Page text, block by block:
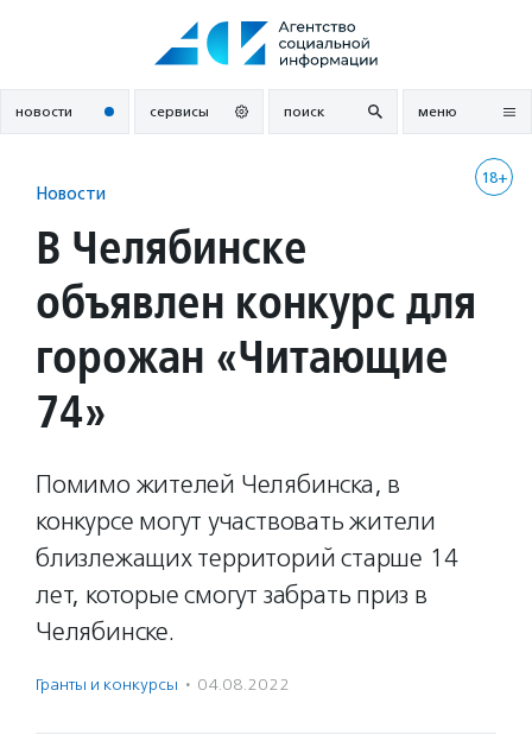
новости сервисы поиск меню
18+
Новости
В Челябинске
объявлен конкурс для
горожан «Читающие
74»
Помимо жителей Челябинска, в
конкурсе могут участвовать жители
близлежащих территорий старше 14
лет, которые смогут забрать приз в
Челябинске.
Гранты и конкурсы · 04.08.2022